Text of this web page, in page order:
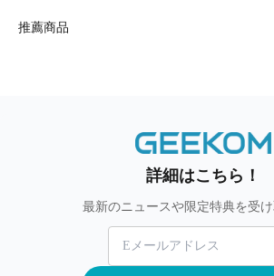
推薦商品
詳細はこちら！
最新のニュースや限定特典を受け